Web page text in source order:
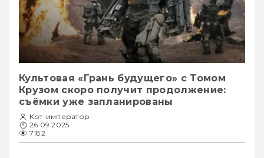
Культовая «Грань будущего» с Томом
Крузом скоро получит продолжение:
съёмки уже запланированы
Кот-император
26.09.2025
7182